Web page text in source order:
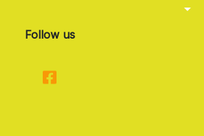
arrow_drop_down
Follow us